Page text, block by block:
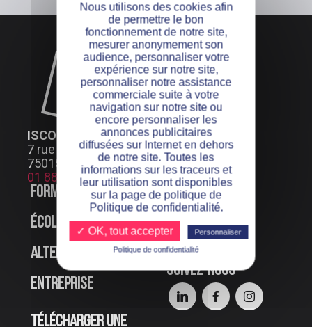
ISCOD PARIS
7 rue Henri Bocquillon
75015 Paris
01 88 24 66 99
Formations
École
Alternance
Entreprise
Offres d’emploi
Événements en
ligne
Suivez-nous
Télécharger une
Nous utilisons des cookies afin
de permettre le bon
fonctionnement de notre site,
mesurer anonymement son
audience, personnaliser votre
expérience sur notre site,
personnaliser notre assistance
commerciale suite à votre
navigation sur notre site ou
encore personnaliser les
annonces publicitaires
diffusées sur Internet en dehors
de notre site. Toutes les
informations sur les traceurs et
leur utilisation sont disponibles
sur la page de politique de
Politique de confidentialité.
✓ OK, tout accepter
Personnaliser
Politique de confidentialité